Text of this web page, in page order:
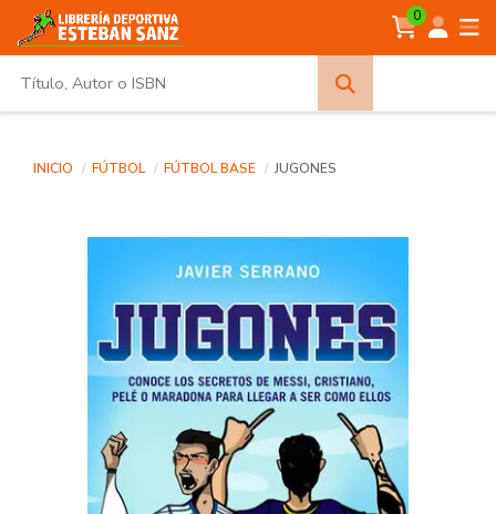
0
INICIO FÚTBOL FÚTBOL BASE JUGONES